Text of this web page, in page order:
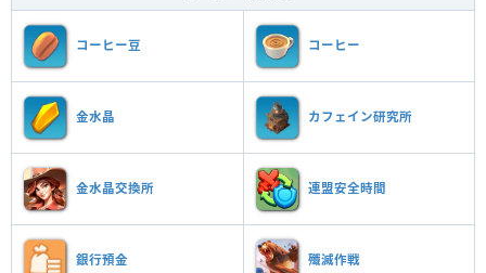
コーヒー豆 コーヒー
金水晶 カフェイン研究所
金水晶交換所 連盟安全時間
銀行預金 殲滅作戦